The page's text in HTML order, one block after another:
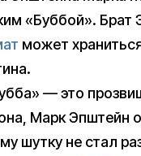
«Буббой». Брат
может
— это
Марк Эпштейн
шутку не стал